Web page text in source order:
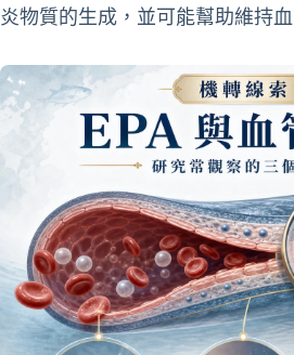
炎物質的生成，並可能幫助維持